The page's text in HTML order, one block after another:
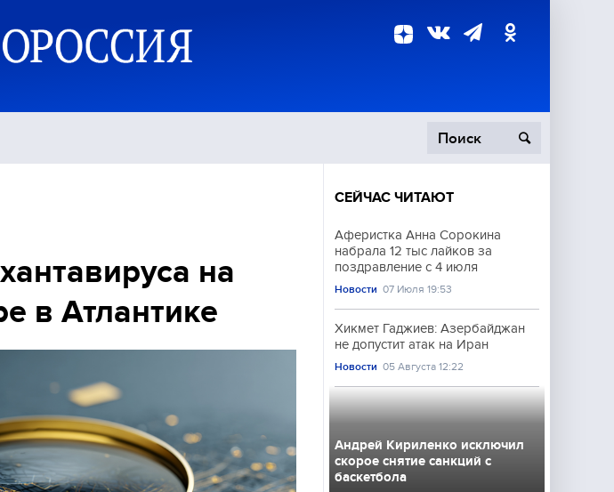
Происшествия
на
в Атлантике
СЕЙЧАС ЧИТАЮТ
Аферистка Анна Сорокина
набрала 12 тыс лайков за
поздравление с 4 июля
Новости 07 Июля 19:53
Хикмет Гаджиев: Азербайджан
не допустит атак на Иран
Новости 05 Августа 12:22
Андрей Кириленко исключил
скорое снятие санкций с
баскетбола